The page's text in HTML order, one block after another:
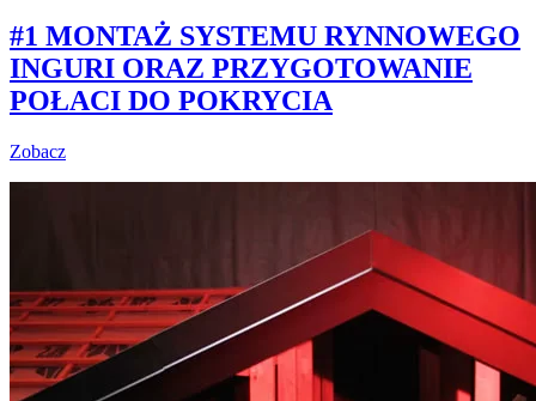
#1 MONTAŻ SYSTEMU RYNNOWEGO
INGURI ORAZ PRZYGOTOWANIE
POŁACI DO POKRYCIA
Zobacz